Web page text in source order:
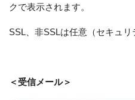
クで表示されます。
SSL、非SSLは任意（セキュリ
＜受信メール＞